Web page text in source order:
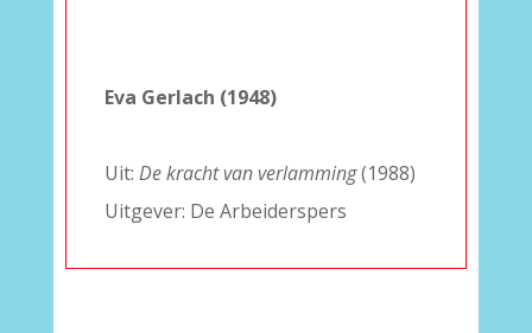
Eva Gerlach (1948)
Uit: De kracht van verlamming(1988)
Uitgever: De Arbeiderspers